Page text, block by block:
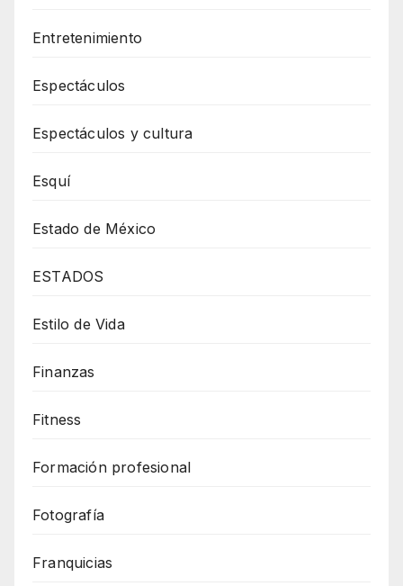
Entretenimiento
Espectáculos
Espectáculos y cultura
Esquí
Estado de México
ESTADOS
Estilo de Vida
Finanzas
Fitness
Formación profesional
Fotografía
Franquicias